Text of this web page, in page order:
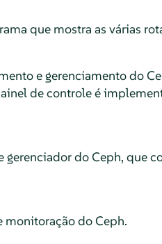
que mostra as várias
e gerenciamento do
de controle é
gerenciador do Ceph, que
monitoração do Ceph.